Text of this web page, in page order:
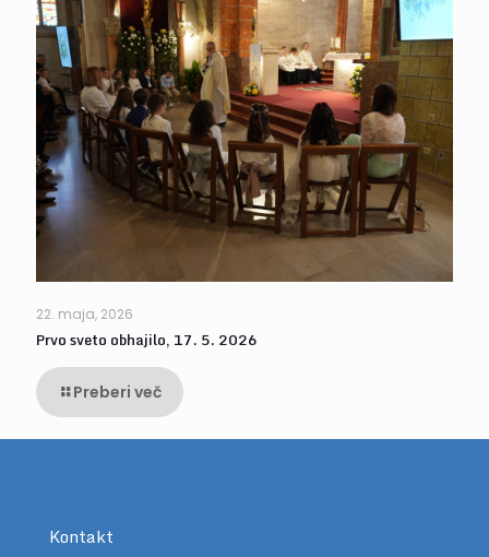
22. maja, 2026
Prvo sveto obhajilo, 17. 5. 2026
Preberi več
Kontakt